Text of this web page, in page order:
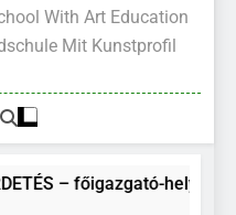
With Art Education
Mit Kunstprofil
– főigazgató-helyettes